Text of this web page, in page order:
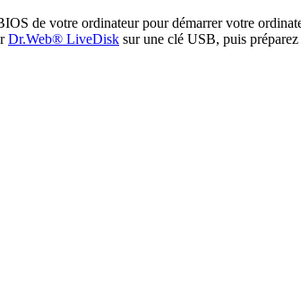
de votre ordinateur pour démarrer votre
Dr.Web® LiveDisk sur une clé USB, puis